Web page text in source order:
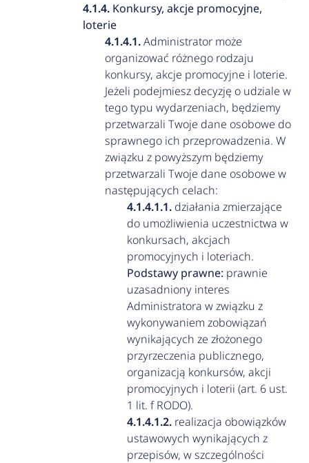
Konkursy, akcje promocyjne,
loterie
Administrator może
organizować różnego rodzaju
konkursy, akcje promocyjne i loterie.
Jeżeli podejmiesz decyzję o udziale w
tego typu wydarzeniach, będziemy
przetwarzali Twoje dane osobowe do
sprawnego ich przeprowadzenia. W
związku z powyższym będziemy
przetwarzali Twoje dane osobowe w
następujących celach:
działania zmierzające
do umożliwienia uczestnictwa w
konkursach, akcjach
promocyjnych i loteriach.
Podstawy prawne: prawnie
uzasadniony interes
Administratora w związku z
wykonywaniem zobowiązań
wynikających ze złożonego
przyrzeczenia publicznego,
organizacją konkursów, akcji
promocyjnych i loterii (art. 6 ust.
1 lit. f RODO).
realizacja obowiązków
ustawowych wynikających z
przepisów, w szczególności